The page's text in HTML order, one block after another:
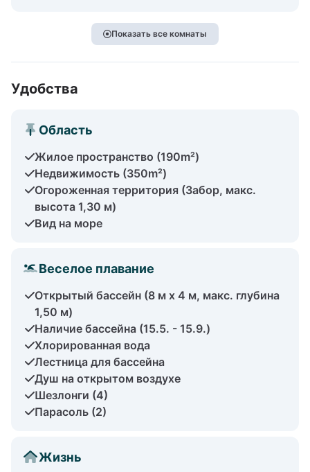
Показать все комнаты
Удобства
Область
Жилое пространство (190m²)
Недвижимость (350m²)
Огороженная территория (Забор, макс.
высота 1,30 м)
Вид на море
Веселое плавание
Открытый бассейн (8 м x 4 м, макс. глубина
1,50 м)
Наличие бассейна (15.5. - 15.9.)
Хлорированная вода
Лестница для бассейна
Душ на открытом воздухе
Шезлонги (4)
Парасоль (2)
Жизнь